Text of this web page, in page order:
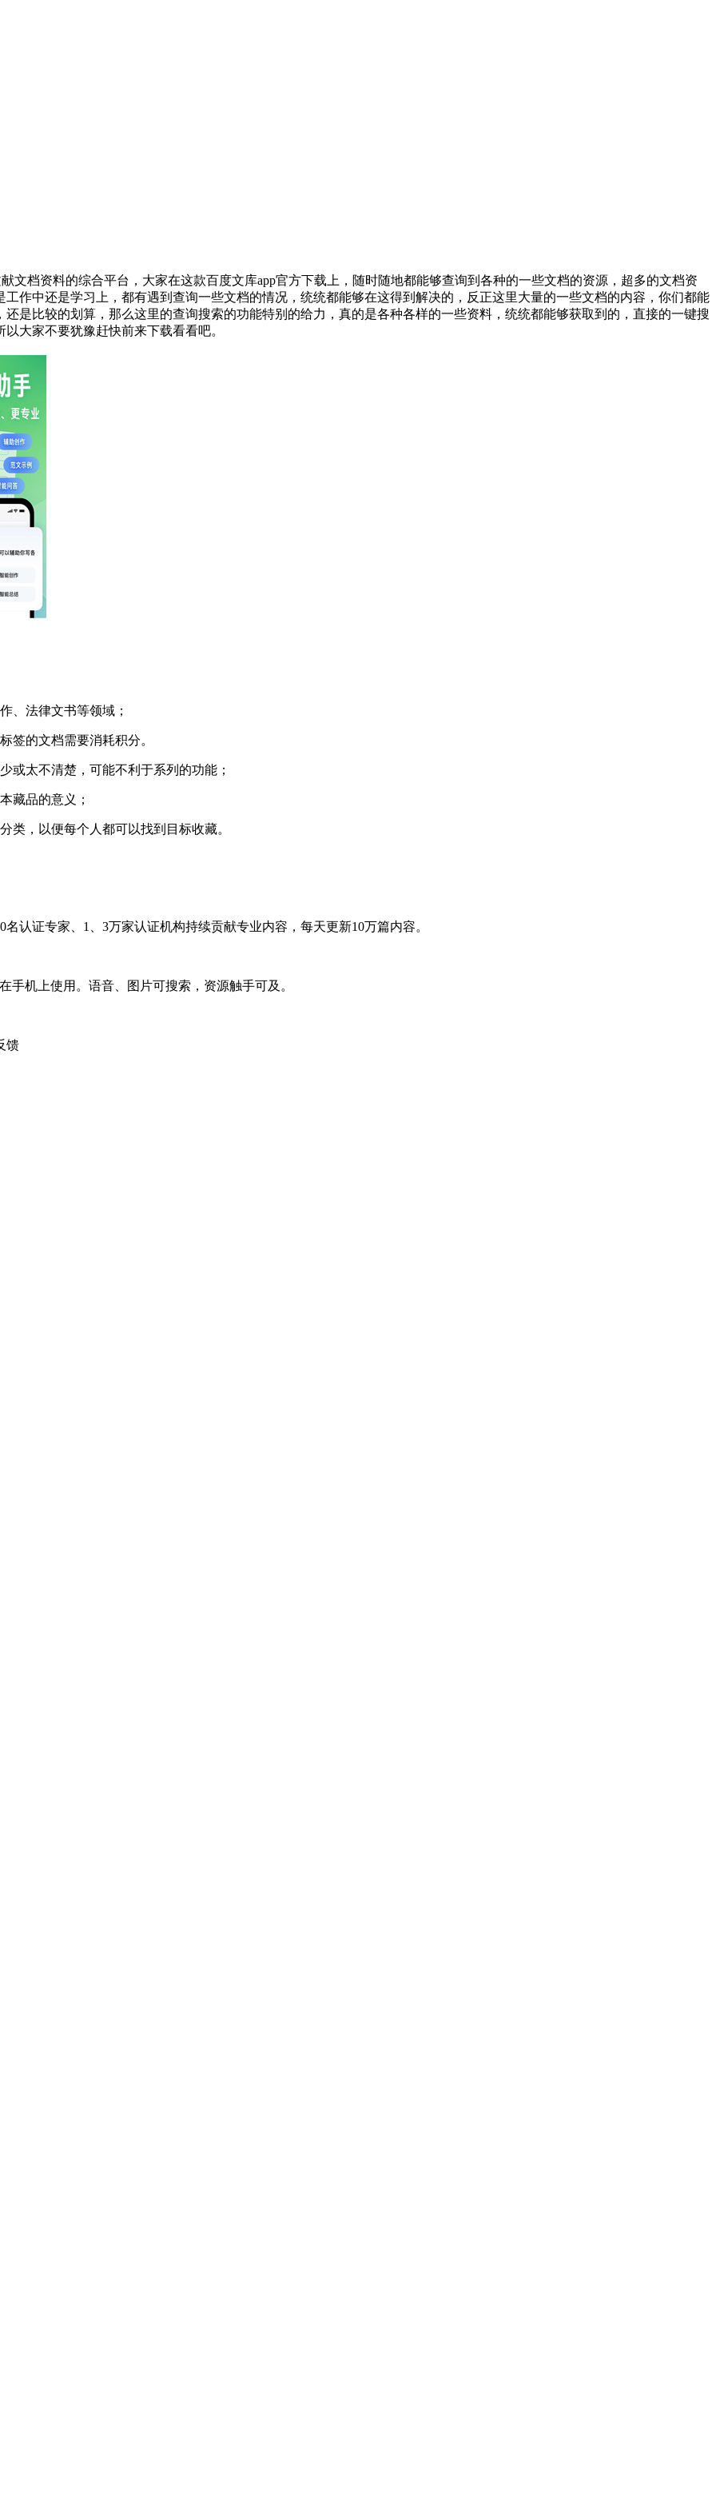
文档资料的综合平台，大家在这款百度文库app官方下载上，随时随地都能够查询到各种的一些文档的资源，超多的文档资
作中还是学习上，都有遇到查询一些文档的情况，统统都能够在这得到解决的，反正这里大量的一些文档的内容，你们都能
是比较的划算，那么这里的查询搜索的功能特别的给力，真的是各种各样的一些资料，统统都能够获取到的，直接的一键搜
大家不要犹豫赶快前来下载看看吧。
法律文书等领域；
的文档需要消耗积分。
太不清楚，可能不利于系列的功能；
品的意义；
，以便每个人都可以找到目标收藏。
证专家、1、3万家认证机构持续贡献专业内容，每天更新10万篇内容。
机上使用。语音、图片可搜索，资源触手可及。
馈